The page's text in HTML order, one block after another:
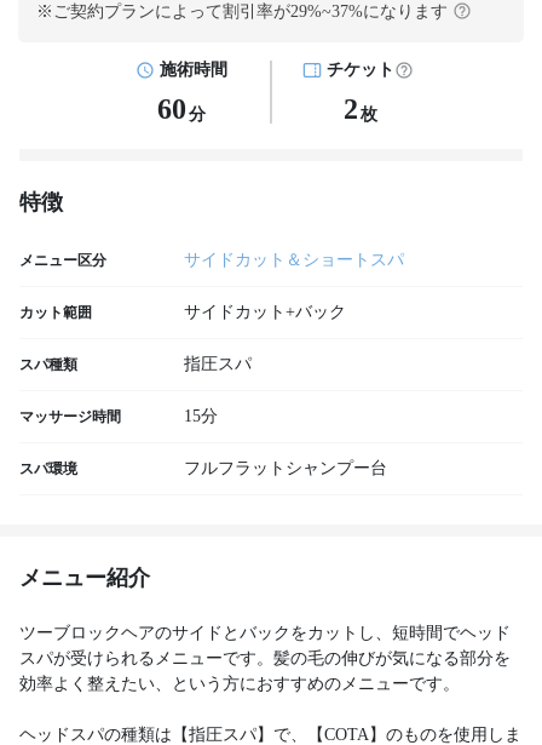
※ご契約プランによって割引率が29%~37%になります
施術時間
60 分
チケット
2 枚
特徴
メニュー区分 サイドカット＆ショートスパ
カット範囲 サイドカット+バック
スパ種類 指圧スパ
マッサージ時間 15分
スパ環境 フルフラットシャンプー台
メニュー紹介
ツーブロックヘアのサイドとバックをカットし、短時間でヘッド
スパが受けられるメニューです。髪の毛の伸びが気になる部分を
効率よく整えたい、という方におすすめのメニューです。
ヘッドスパの種類は【指圧スパ】で、【COTA】のものを使用しま